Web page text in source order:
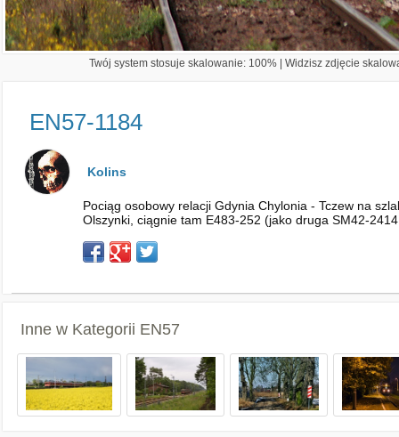
Twój system stosuje skalowanie: 100% | Widzisz zdjęcie
EN57-1184
Kolins
Pociąg osobowy relacji Gdynia Chylonia - Tczew na
Olszynki, ciągnie tam E483-252 (jako druga SM42-
Inne w Kategorii EN57